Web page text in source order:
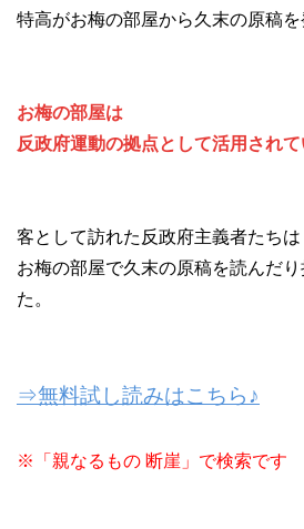
特高がお梅の部屋から久末の原稿を
お梅の部屋は
反政府運動の拠点として活用されて
客として訪れた反政府主義者たちは
お梅の部屋で久末の原稿を読んだ
た。
⇒無料試し読みはこちら♪
※「親なるもの 断崖」で検索です